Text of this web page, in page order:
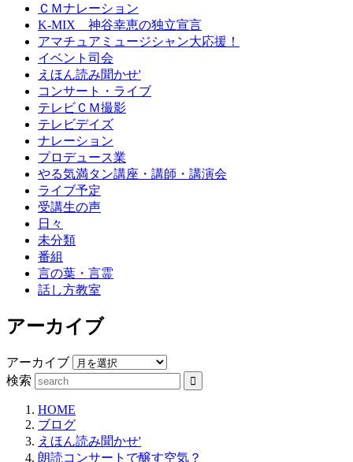
ＣＭナレーション
K-MIX 神谷幸恵の独立宣言
アマチュアミュージシャン大応援！
イベント司会
えほん読み聞かせ'
コンサート・ライブ
テレビＣＭ撮影
テレビデイズ
ナレーション
プロデュース業
やる気満タン講座・講師・講演会
ライブ予定
受講生の声
日々
未分類
番組
言の葉・言霊
話し方教室
アーカイブ
アーカイブ
検索
HOME
ブログ
えほん読み聞かせ'
朗読コンサートで醸す空気？